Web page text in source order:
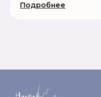
Подробнее